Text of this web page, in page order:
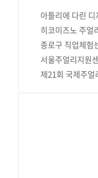
아틀리에 다린 디
히코미즈노 주얼
종로구 직업체험
서울주얼리지원
제21회 국제주얼